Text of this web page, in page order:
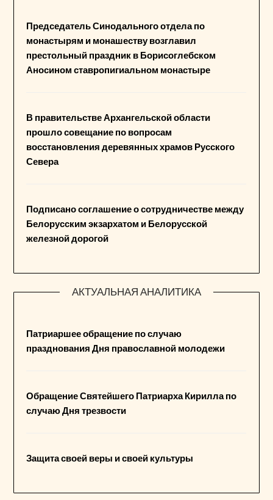
Председатель Синодального отдела по
монастырям и монашеству возглавил
престольный праздник в Борисоглебском
Аносином ставропигиальном монастыре
В правительстве Архангельской области
прошло совещание по вопросам
восстановления деревянных храмов Русского
Севера
Подписано соглашение о сотрудничестве между
Белорусским экзархатом и Белорусской
железной дорогой
АКТУАЛЬНАЯ АНАЛИТИКА
Патриаршее обращение по случаю
празднования Дня православной молодежи
Обращение Святейшего Патриарха Кирилла по
случаю Дня трезвости
Защита своей веры и своей культуры